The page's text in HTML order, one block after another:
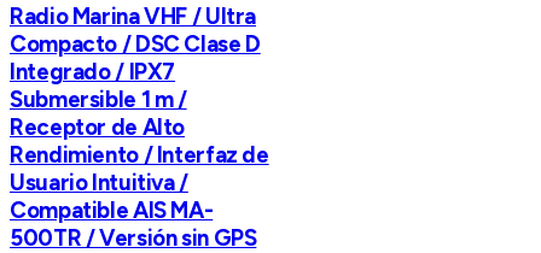
Radio Marina VHF / Ultra
Compacto / DSC Clase D
Integrado / IPX7
Submersible 1 m /
Receptor de Alto
Rendimiento / Interfaz de
Usuario Intuitiva /
Compatible AIS MA-
500TR / Versión sin GPS